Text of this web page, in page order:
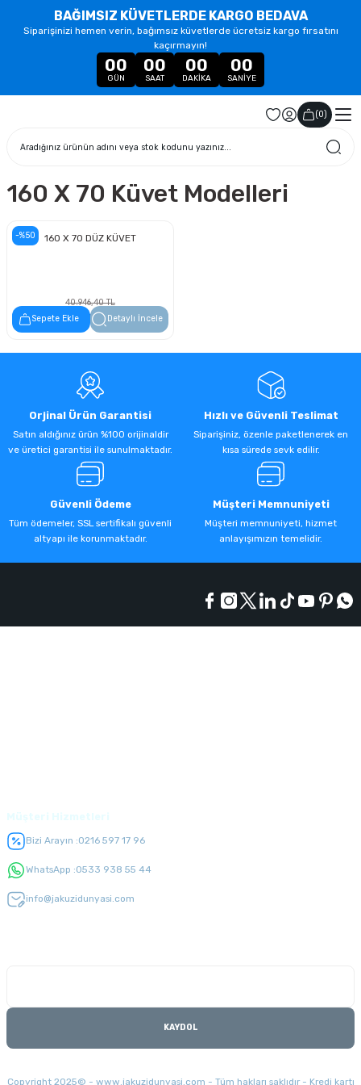
BAĞIMSIZ KÜVETLERDE KARGO BEDAVA
Siparişinizi hemen verin, bağımsız küvetlerde ücretsiz kargo fırsatını
kaçırmayın!
00
GÜN
00
SAAT
00
DAKIKA
00
SANIYE
(0)
160 X 70 Küvet Modelleri
-%50 160 X 70 DÜZ KÜVET
40.946,40 TL
20.473,20 TL
Sepete Ekle Detaylı İncele
Orjinal Ürün Garantisi
Satın aldığınız ürün %100 orijinaldir
ve üretici garantisi ile sunulmaktadır.
Hızlı ve Güvenli Teslimat
Siparişiniz, özenle paketlenerek en
kısa sürede sevk edilir.
Güvenli Ödeme
Tüm ödemeler, SSL sertifikalı güvenli
altyapı ile korunmaktadır.
Müşteri Memnuniyeti
Müşteri memnuniyeti, hizmet
anlayışımızın temelidir.
Bizi Arayın :0216 597 17 96
WhatsApp :0533 938 55 44
info@jakuzidunyasi.com
KAYDOL
Copyright 2025© - www.jakuzidunyasi.com - Tüm hakları saklıdır - Kredi kartı